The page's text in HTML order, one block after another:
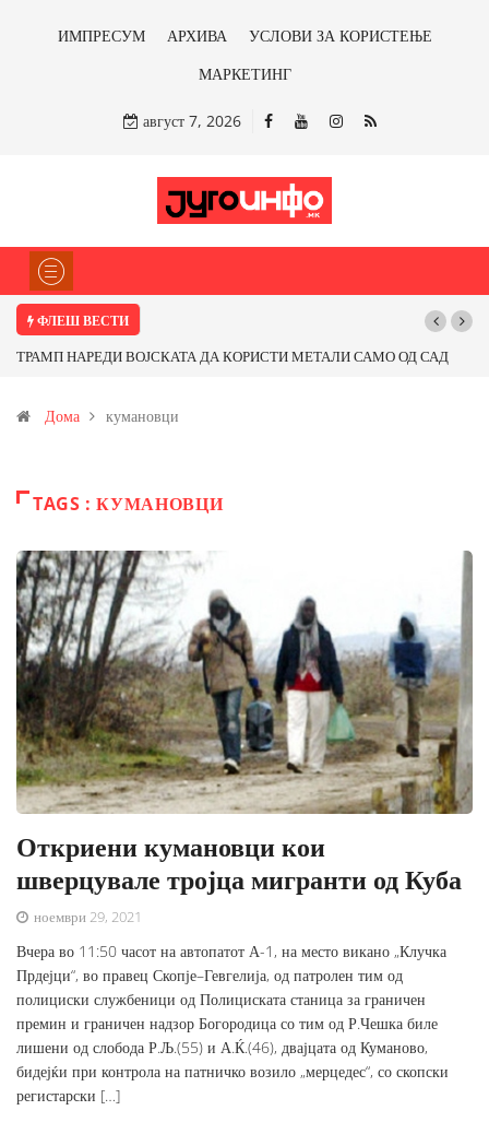
ИМПРЕСУМ АРХИВА
УСЛОВИ ЗА КОРИСТЕЊЕ
МАРКЕТИНГ
август 7, 2026
ФЛЕШ ВЕСТИ
ТРАМП НАРЕДИ ВОЈСКАТА ДА КОРИСТИ МЕТАЛИ САМО ОД САД
Иловица и со антимонот?
Дома кумановци
TAGS : КУМАНОВЦИ
Откриени кумановци кои
шверцувале тројца мигранти од Куба
ноември 29, 2021
Вчера во 11:50 часот на автопатот А-1, на место викано „Клучка
Прдејци“, во правец Скопје–Гевгелија, од патролен тим од
полициски службеници од Полициската станица за граничен
премин и граничен надзор Богородица со тим од Р.Чешка биле
лишени од слобода Р.Љ.(55) и А.Ќ.(46), двајцата од Куманово,
бидејќи при контрола на патничко возило „мерцедес“, со скопски
регистарски […]